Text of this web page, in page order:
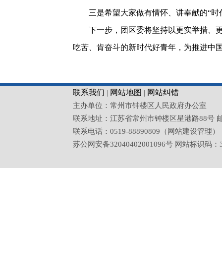
三是希望大家做有情怀、讲奉献的“
下一步，团区委将坚持以更实举措、
吃苦、肯奋斗的新时代好青年，为推进中
联系我们 | 网站地图 | 网站纠错
主办单位：常州市钟楼区人民政府办公室
联系地址：江苏省常州市钟楼区星港路88号
联系电话：0519-88890809（网站建设管理）
苏公网安备32040402001096号 网站标识码